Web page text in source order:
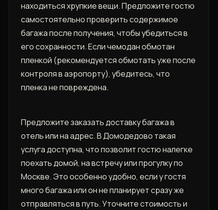
находиться хрупкие вещи. Предложите гостю
самостоятельно проверить содержимое
багажа после получения, чтобы убедиться в
его сохранности. Если чемодан обмотан
пленкой (рекомендуется обмотать уже после
контроля в аэропорту), убедитесь, что
пленка не повреждена.
Предложите заказать доставку багажа в
отель или на адрес. В Домодедово такая
услуга доступна, что позволит гостю налегке
поехать домой, на встречу или прогулку по
Москве. Это особенно удобно, если у гостя
много багажа или он не планирует сразу же
отправляться в путь. Уточните стоимость и